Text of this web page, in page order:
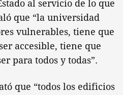
al servicio de lo que
que “la universidad
vulnerables, tiene que
accesible, tiene que
para todos y todas”.
que “todos los edificios